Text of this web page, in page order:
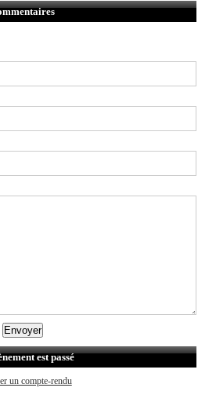
est passé
un compte-rendu